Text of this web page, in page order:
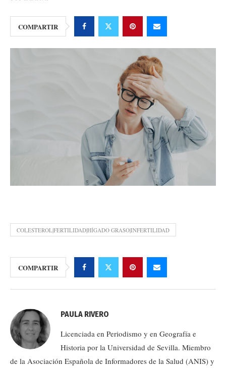
COMPARTIR
COLESTEROL|FERTILIDAD|HÍGADO GRASO|INFERTILIDAD
COMPARTIR
PAULA RIVERO
Licenciada en Periodismo y en Geografía e
Historia por la Universidad de Sevilla. Miembro
de la Asociación Española de Informadores de la Salud (ANIS) y